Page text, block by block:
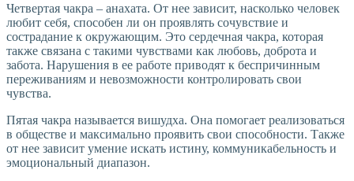
Четвертая чакра – анахата. От нее зависит, насколько человек
любит себя, способен ли он проявлять сочувствие и
сострадание к окружающим. Это сердечная чакра, которая
также связана с такими чувствами как любовь, доброта и
забота. Нарушения в ее работе приводят к беспричинным
переживаниям и невозможности контролировать свои
чувства.
Пятая чакра называется вишудха. Она помогает реализоваться
в обществе и максимально проявить свои способности. Также
от нее зависит умение искать истину, коммуникабельность и
эмоциональный диапазон.